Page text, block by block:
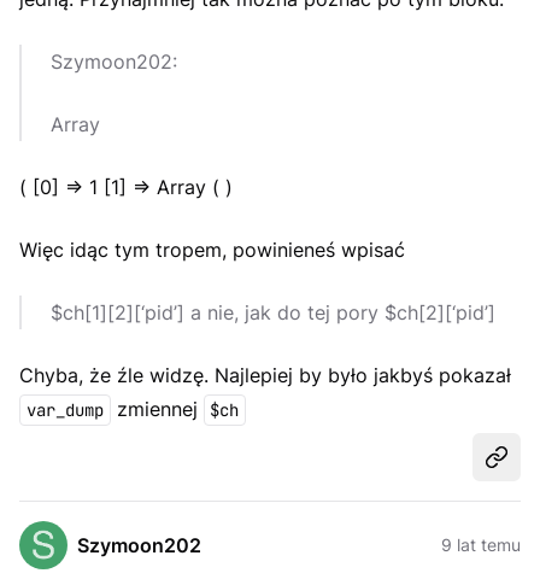
Szymoon202:
Array
( [0] => 1 [1] => Array ( )
Więc idąc tym tropem, powinieneś wpisać
$ch[1][2][‘pid’] a nie, jak do tej pory $ch[2][‘pid’]
Chyba, że źle widzę. Najlepiej by było jakbyś pokazał
var_dump zmiennej $ch
Szymoon202 9 lat temu